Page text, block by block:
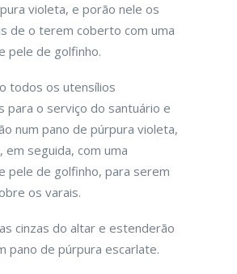
violeta, e porão nele os
de o terem coberto com uma
pele de golfinho.
todos os utensílios
para o serviço do santuário e
num pano de púrpura violeta,
em seguida, com uma
pele de golfinho, para serem
os varais.
cinzas do altar e estenderão
pano de púrpura escarlate.